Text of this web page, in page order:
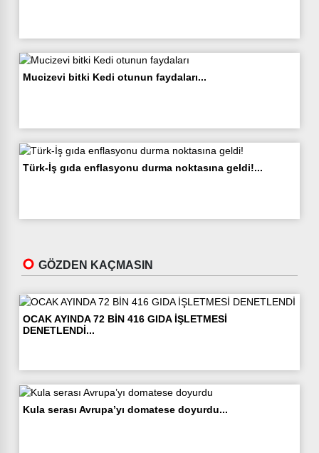
Mucizevi bitki Kedi otunun faydaları...
Türk-İş gıda enflasyonu durma noktasına geldi!...
GÖZDEN KAÇMASIN
OCAK AYINDA 72 BİN 416 GIDA İŞLETMESİ
DENETLENDİ...
Kula serası Avrupa’yı domatese doyurdu...